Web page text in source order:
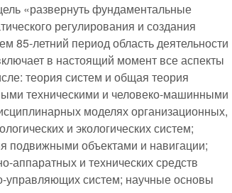
«развернуть фундаментальные
регулирования и создания
85-летний период область деятельности
в настоящий момент все аспекты
теория систем и общая теория
техническими и человеко-машинными
моделях организационных,
и экологических систем;
подвижными объектами и навигации;
аппаратных и технических средств
систем; научные основы